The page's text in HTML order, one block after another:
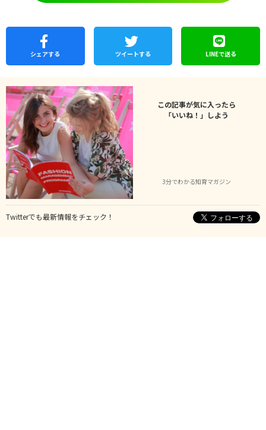
シェアする ツイートする LINEで送る
この記事が気に入ったら
「いいね！」しよう
3分でわかる知育マガジン
Twitterでも最新情報をチェック！